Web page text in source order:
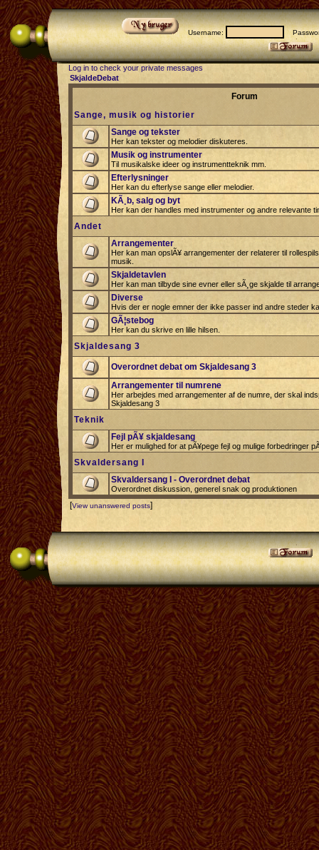
Username:
Log in to check your private messages
SkjaldeDebat
Forum
Sange, musik og historier
Sange og tekster
Her kan tekster og melodier diskuteres.
Musik og instrumenter
Til musikalske ideer og instrumentteknik mm.
Efterlysninger
Her kan du efterlyse sange eller melodier.
KÃ¸b, salg og byt
Her kan der handles med instrumenter og andre relevante
Andet
Arrangementer
Her kan man opslÃ¥ arrangementer der relaterer til
musik.
Skjaldetavlen
Her kan man tilbyde sine evner eller sÃ¸ge skjalde til
Diverse
Hvis der er nogle emner der ikke passer ind andre steder
GÃ¦stebog
Her kan du skrive en lille hilsen.
Skjaldesang 3
Overordnet debat om Skjaldesang 3
Arrangementer til numrene
Her arbejdes med arrangementer af de numre, der skal
Skjaldesang 3
Teknik
Fejl pÃ¥ skjaldesang
Her er mulighed for at pÃ¥pege fejl og mulige forbedringer
Skvaldersang I
Skvaldersang I - Overordnet debat
Overordnet diskussion, generel snak og produktionen
[View unanswered posts]